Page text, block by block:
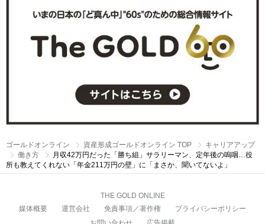
ゴールドオンライン 資産形成ゴールドオンライン TOP
キャリアアップ
働き方
月収42万円だった「勝ち組」サラリーマン、定年後の嗚咽…役
所も教えてくれない「年金211万円の壁」に「まさか、聞いてないよ」
THE GOLD ONLINE
媒体概要
運営会社 免責事項／著作権
プライバシーポリシー